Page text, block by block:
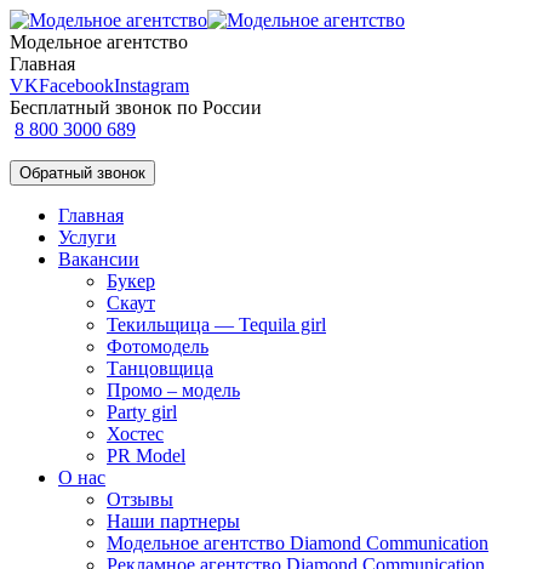
Модельное агентство
Главная
VKFacebookInstagram
Бесплатный звонок по России
8 800 3000 689
Обратный звонок
Главная
Услуги
Вакансии
Букер
Скаут
Текильщица — Tequila girl
Фотомодель
Танцовщица
Промо – модель
Party girl
Хостес
PR Model
О нас
Отзывы
Наши партнеры
Модельное агентство Diamond Communication
Рекламное агентство Diamond Communication